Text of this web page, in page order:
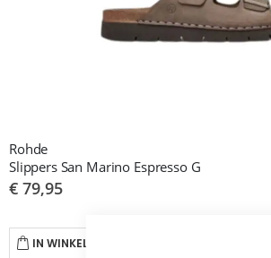
Rohde
Slippers San Marino Espresso G
€ 79,95
IN WINKELWAGEN